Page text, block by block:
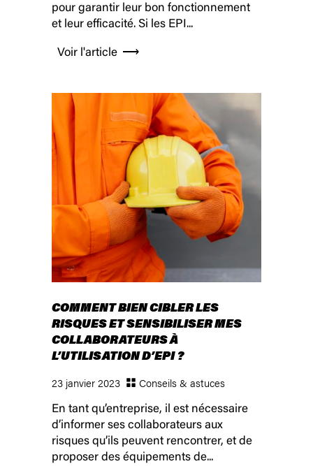
pour garantir leur bon fonctionnement
et leur efficacité. Si les EPI...
Voir l'article
COMMENT BIEN CIBLER LES
RISQUES ET SENSIBILISER MES
COLLABORATEURS À
L’UTILISATION D’EPI ?
23 janvier 2023 Conseils & astuces
En tant qu’entreprise, il est nécessaire
d’informer ses collaborateurs aux
risques qu’ils peuvent rencontrer, et de
proposer des équipements de...